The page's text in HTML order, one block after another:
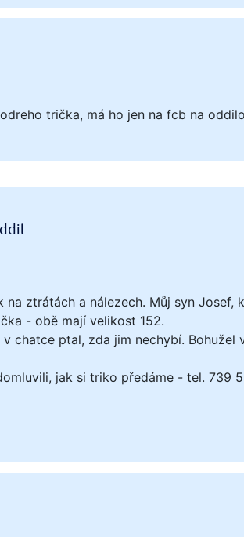
trička, má ho jen na fcb na
na ztrátách a nálezech. Můj syn Josef,
- obě mají velikost 152.
chatce ptal, zda jim nechybí. Bohužel
jak si triko předáme - tel. 739